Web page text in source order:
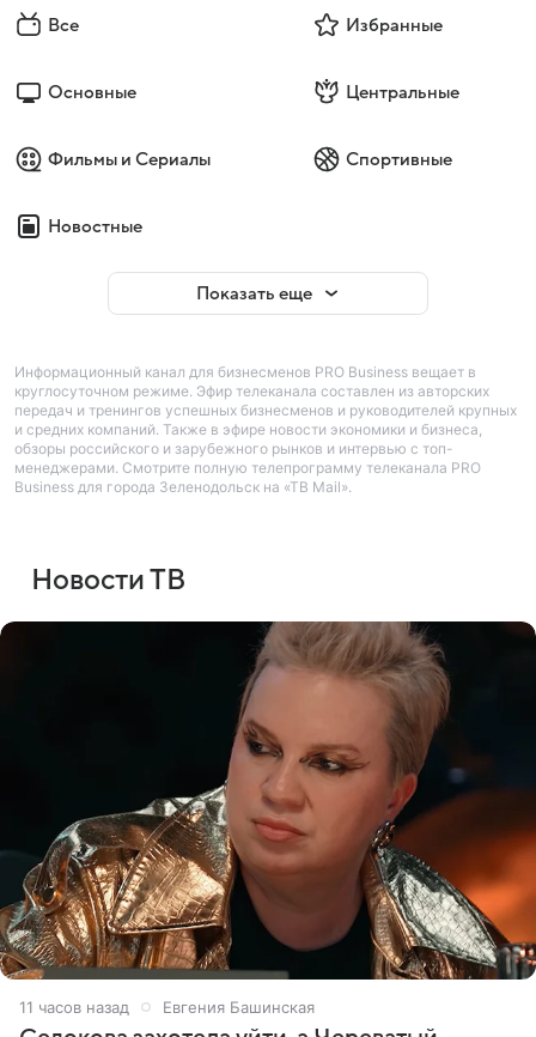
Все Избранные
Основные Центральные
Фильмы и Сериалы Спортивные
Новостные
Показать еще
Информационный канал для бизнесменов PRO Business вещает в
круглосуточном режиме. Эфир телеканала составлен из авторских
передач и тренингов успешных бизнесменов и руководителей крупных
и средних компаний. Также в эфире новости экономики и бизнеса,
обзоры российского и зарубежного рынков и интервью с топ-
менеджерами. Смотрите полную телепрограмму телеканала PRO
Business для города Зеленодольск на «ТВ Mail».
Новости ТВ
11 часов назад Евгения Башинская